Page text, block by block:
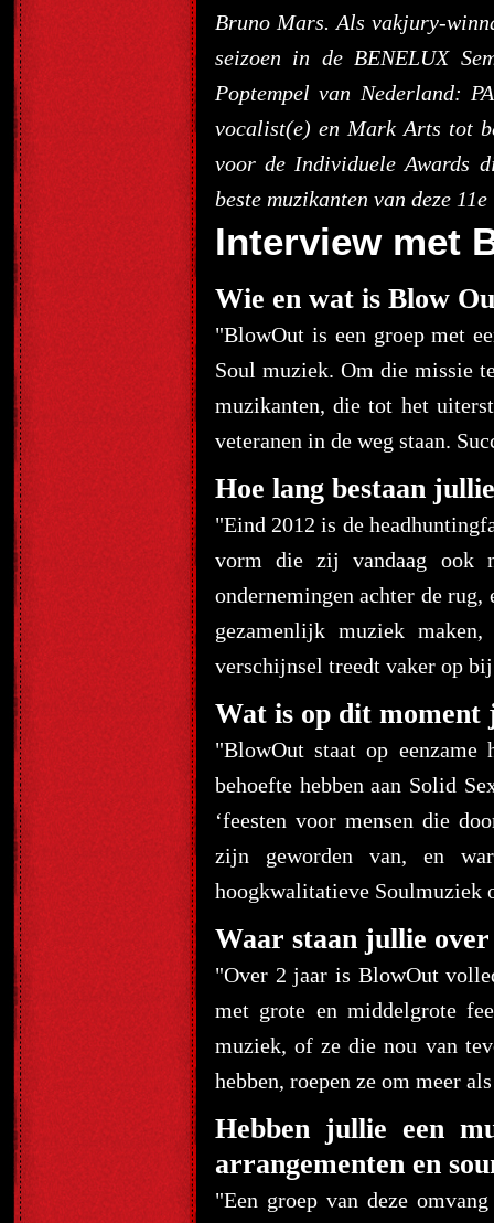
Bruno Mars. Als vakjury-
seizoen in de BENELUX
Poptempel van Nederland:
vocalist(e) en Mark Arts tot
voor de Individuele Awards
beste muzikanten van deze
Interview met
Wie en wat is Blow
"BlowOut is een groep met
Soul muziek. Om die missie
muzikanten, die tot het
veteranen in de weg staan.
Hoe lang bestaan
"Eind 2012 is de
vorm die zij vandaag ook
ondernemingen achter de
gezamenlijk muziek
verschijnsel treedt vaker op
Wat is op dit moment
"BlowOut staat op eenzame
behoefte hebben aan Solid
‘feesten voor mensen die
zijn geworden van, en
hoogkwalitatieve Soulmuziek
Waar staan jullie
"Over 2 jaar is BlowOut
met grote en middelgrote
muziek, of ze die nou van
hebben, roepen ze om meer
Hebben jullie een
arrangementen en
"Een groep van deze